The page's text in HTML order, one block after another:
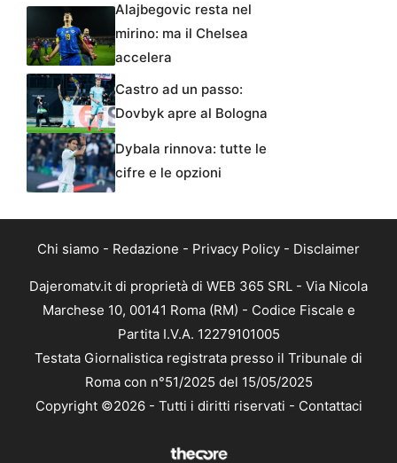
Alajbegovic resta nel
mirino: ma il Chelsea
accelera
Castro ad un passo:
Dovbyk apre al Bologna
Dybala rinnova: tutte le
cifre e le opzioni
Chi siamo - Redazione - Privacy Policy - Disclaimer
Dajeromatv.it di proprietà di WEB 365 SRL - Via Nicola
Marchese 10, 00141 Roma (RM) - Codice Fiscale e
Partita I.V.A. 12279101005
Testata Giornalistica registrata presso il Tribunale di
Roma con n°51/2025 del 15/05/2025
Copyright ©2026 - Tutti i diritti riservati - Contattaci